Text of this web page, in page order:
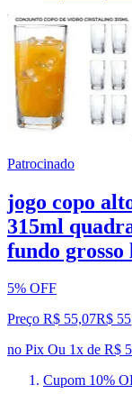
Patrocinado
jogo copo
315ml
fundo
5% OFF
Preço R$ 55,07R$ 55
no Pix Ou 1x de R$
Cupom 10%